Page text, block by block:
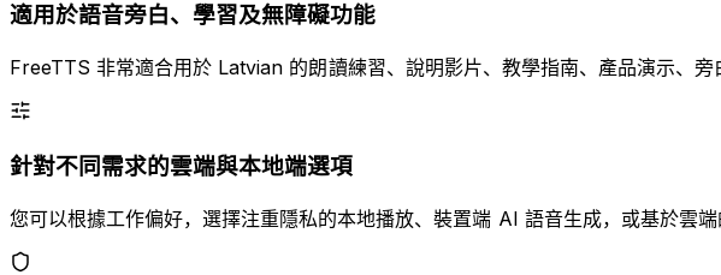
適用於語音旁白、學習及無障礙功能
FreeTTS 非常適合用於 Latvian 的朗讀練習、說明影片、教學指南、產品演示、旁
針對不同需求的雲端與本地端選項
您可以根據工作偏好，選擇注重隱私的本地播放、裝置端 AI 語音生成，或基於雲端